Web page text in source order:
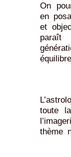
On
en
et
paraît
toute
thème